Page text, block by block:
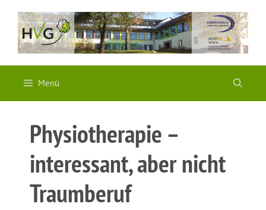
Inhalt
springen
Menü
Physiotherapie –
interessant, aber nicht
Traumberuf